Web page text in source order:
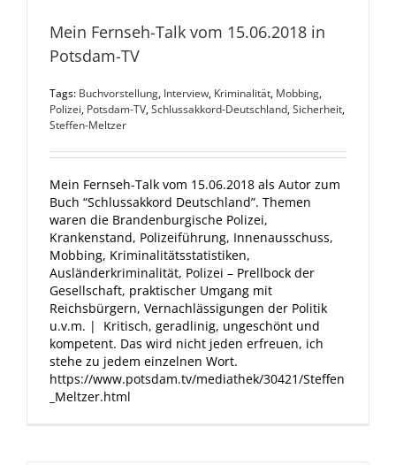
Mein Fernseh-Talk vom 15.06.2018 in
Potsdam-TV
Tags: Buchvorstellung, Interview, Kriminalität, Mobbing,
Polizei, Potsdam-TV,Schlussakkord-Deutschland,Sicherheit,
Steffen-Meltzer
Mein Fernseh-Talk vom 15.06.2018 als Autor zum
Buch “Schlussakkord Deutschland”. Themen
waren die Brandenburgische Polizei,
Krankenstand, Polizeiführung, Innenausschuss,
Mobbing, Kriminalitätsstatistiken,
Ausländerkriminalität, Polizei – Prellbock der
Gesellschaft, praktischer Umgang mit
Reichsbürgern, Vernachlässigungen der Politik
u.v.m. | Kritisch, geradlinig, ungeschönt und
kompetent. Das wird nicht jeden erfreuen, ich
stehe zu jedem einzelnen Wort.
https://www.potsdam.tv/mediathek/30421/Steffen
_Meltzer.html